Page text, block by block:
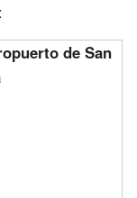
de San